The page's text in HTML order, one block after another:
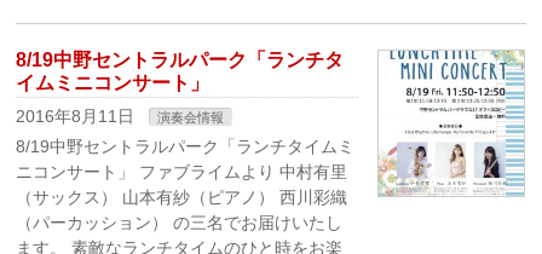
8/19中野セントラルパーク「ランチタ
イムミニコンサート」
2016年8月11日 演奏会情報
8/19中野セントラルパーク「ランチタイムミ
ニコンサート」 ファブライムより 中村有里
（サックス） 山本有紗（ピアノ） 西川彩織
（パーカッション） の三名でお届けいたし
ます。 素敵なランチタイムのひと時をお楽